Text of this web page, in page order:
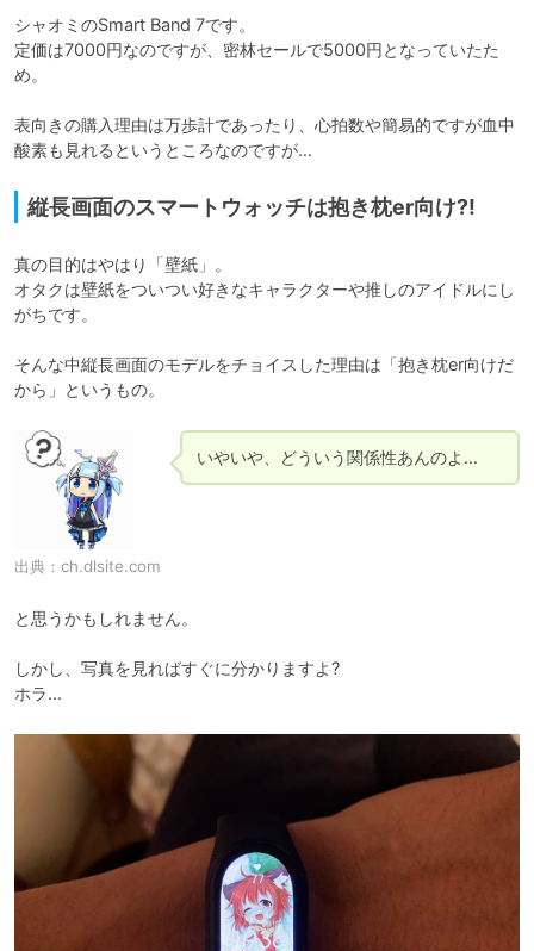
シャオミのSmart Band 7です。
定価は7000円なのですが、密林セールで5000円となっていたた
め。
表向きの購入理由は万歩計であったり、心拍数や簡易的ですが血中
酸素も見れるというところなのですが…
縦長画面のスマートウォッチは抱き枕er向け?!
真の目的はやはり「壁紙」。
オタクは壁紙をついつい好きなキャラクターや推しのアイドルにし
がちです。
そんな中縦長画面のモデルをチョイスした理由は「抱き枕er向けだ
から」というもの。
出典： ch.dlsite.com
いやいや、どういう関係性あんのよ…
と思うかもしれません。
しかし、写真を見ればすぐに分かりますよ?
ホラ…